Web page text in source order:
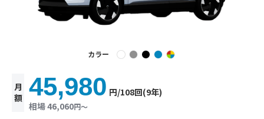
カラー
月
額
相場 46,060円〜
45,980 円/108回(9年)